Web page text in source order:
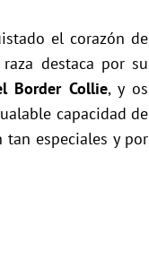
el corazón de
destaca por su
Border Collie, y os
capacidad de
tan especiales y por